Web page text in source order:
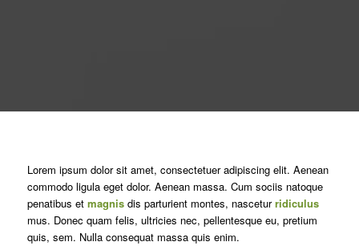
Lorem ipsum dolor sit amet, consectetuer adipiscing elit. Aenean
commodo ligula eget dolor. Aenean massa. Cum sociis natoque
penatibus et magnisdis parturient montes, nasceturridiculus
mus. Donec quam felis, ultricies nec, pellentesque eu, pretium
quis, sem. Nulla consequat massa quis enim.